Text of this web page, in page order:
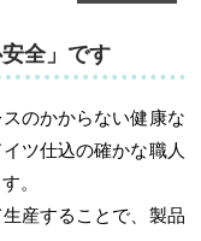
全」です
のかからない健康な
ツ仕込の確かな職人
。
産することで、製品